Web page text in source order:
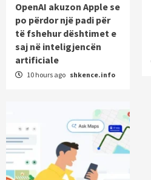
OpenAI akuzon Apple se
po përdor një padi për
të fshehur dështimet e
saj në inteligjencën
artificiale
10 hours ago shkence.info